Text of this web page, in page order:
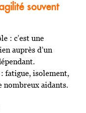
souvent
: c’est une
auprès d’un
fatigue, isolement,
nombreux aidants.